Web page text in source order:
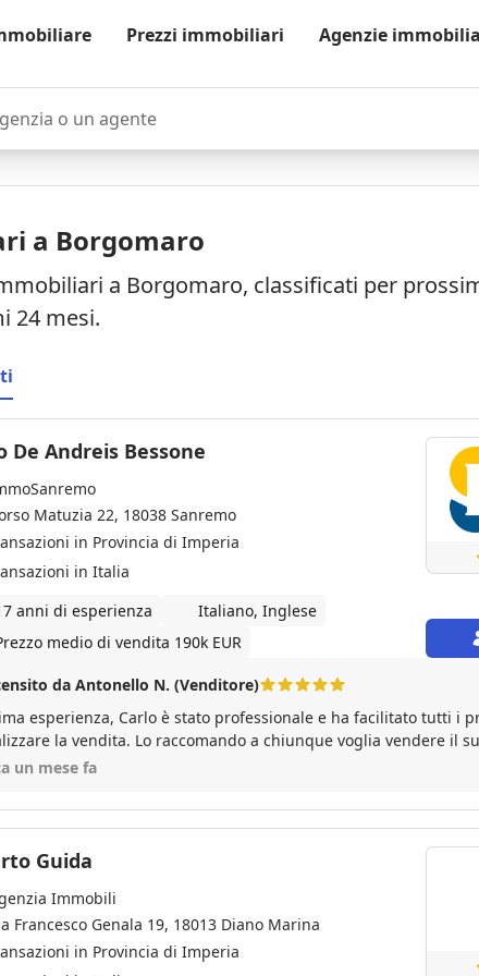
Prezzi immobiliari Agenzie
o un agente
a Borgomaro
a Borgomaro, classificati per
24 mesi.
De Andreis Bessone
Matuzia 22, 18038 Sanremo
in Provincia di Imperia
in Italia
anni di esperienza
Italiano, Inglese
medio di vendita 190k EUR
da Antonello N. (Venditore)
esperienza, Carlo è stato professionale e ha facilitato tutti i
la vendita. Lo raccomando a chiunque voglia vendere il
un mese fa
Guida
Immobili
Francesco Genala 19, 18013 Diano Marina
in Provincia di Imperia